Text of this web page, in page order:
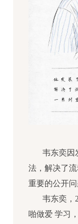
韦东奕因
法，解决了
重要的公开问
韦东奕，
啪做爱 学习